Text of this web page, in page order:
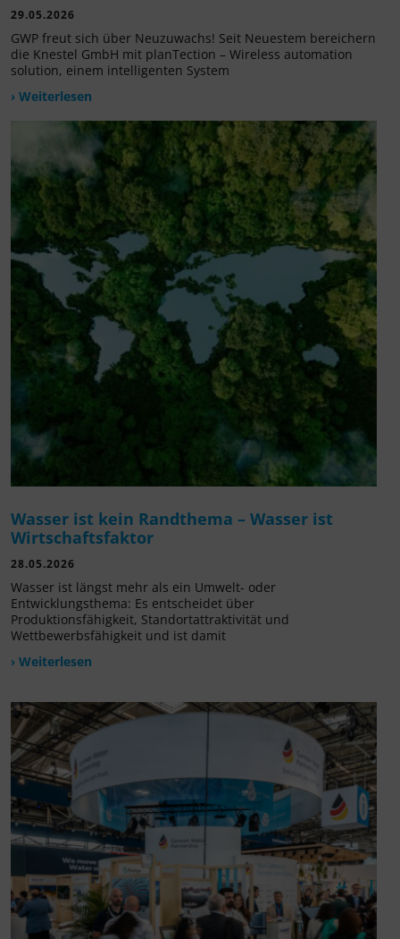
29.05.2026
GWP freut sich über Neuzuwachs! Seit Neuestem bereichern
die Knestel GmbH mit planTection – Wireless automation
solution, einem intelligenten System
› Weiterlesen
Wasser ist kein Randthema – Wasser ist
Wirtschaftsfaktor
28.05.2026
Wasser ist längst mehr als ein Umwelt- oder
Entwicklungsthema: Es entscheidet über
Produktionsfähigkeit, Standortattraktivität und
Wettbewerbsfähigkeit und ist damit
› Weiterlesen